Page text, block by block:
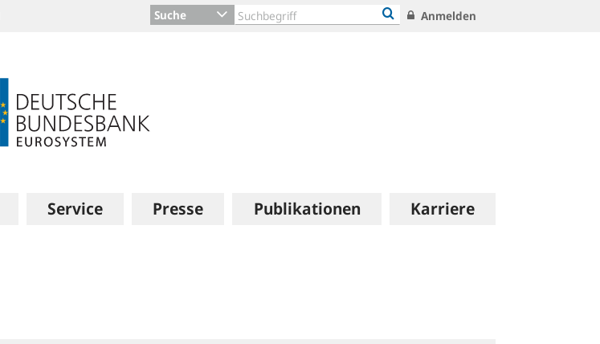
Suche Anmelden
Service Presse Publikationen Karriere